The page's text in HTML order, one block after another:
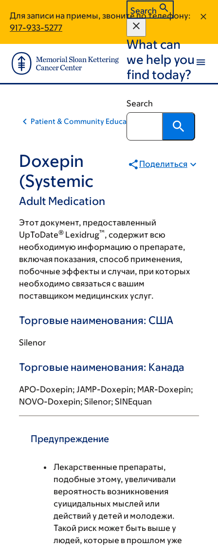
main
content
footer
Для записи на приемы, звоните по телефону:
917-933-5277
Search
What can
we help you
find today?
Search
Patient & Community Education
Doxepin
(Systemic
Adult Medication
Поделиться
Этот документ, предоставленный
UpToDate® Lexidrug™, содержит всю
необходимую информацию о препарате,
включая показания, способ применения,
побочные эффекты и случаи, при которых
необходимо связаться с вашим
поставщиком медицинских услуг.
Торговые наименования: США
Silenor
Торговые наименования: Канада
APO-Doxepin; JAMP-Doxepin; MAR-Doxepin;
NOVO-Doxepin; Silenor; SINEquan
Предупреждение
Лекарственные препараты,
подобные этому, увеличивали
вероятность возникновения
суицидальных мыслей или
действий у детей и молодежи.
Такой риск может быть выше у
людей, которые в прошлом уже